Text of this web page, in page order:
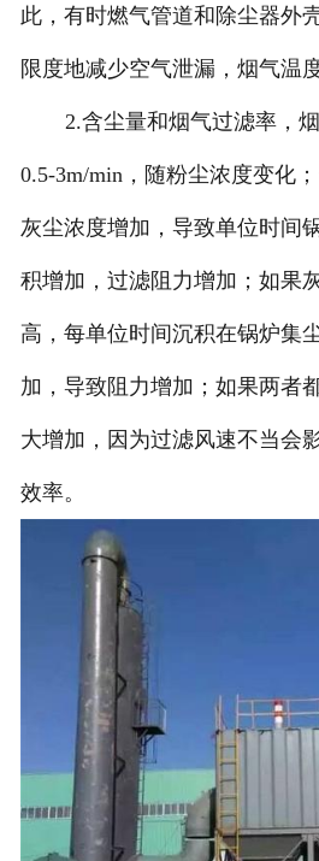
此，有时燃气管道和除尘器外
限度地减少空气泄漏，烟气温
2.含尘量和烟气过滤率，
0.5-3m/min，随粉尘浓度变化
灰尘浓度增加，导致单位时间
积增加，过滤阻力增加；如果
高，每单位时间沉积在锅炉集
加，导致阻力增加；如果两者
大增加，因为过滤风速不当会
效率。